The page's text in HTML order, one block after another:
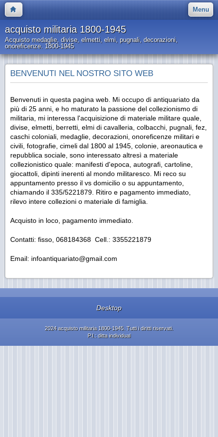
Menu
acquisto militaria 1800-1945
Acquisto medaglie, divise, elmetti, elmi, pugnali, decorazioni,
onoreficenze. 1800-1945
BENVENUTI NEL NOSTRO SITO WEB
Benvenuti in questa pagina web. Mi occupo di antiquariato da
più di 25 anni, e ho maturato la passione del collezionismo di
militaria, mi interessa l'acquisizione di materiale militare quale,
divise, elmetti, berretti, elmi di cavalleria, colbacchi, pugnali, fez,
caschi coloniali, medaglie, decorazioni, onoreficenze militari e
civili, fotografie, cimeli dal 1800 al 1945, colonie, areonautica e
repubblica sociale, sono interessato altresì a materiale
collezionistico quale: manifesti d'epoca, autografi, cartoline,
giocattoli, dipinti inerenti al mondo militaresco. Mi reco su
appuntamento presso il vs domicilio o su appuntamento,
chiamando il 335/5221879. Ritiro e pagamento immediato,
rilevo intere collezioni o materiale di famiglia.
Acquisto in loco, pagamento immediato.
Contatti: fisso, 068184368 Cell.: 3355221879
Email: infoantiquariato@gmail.com
Desktop
2024 acquisto militaria 1800-1945. Tutti i diritti riservati.
P.I.: ditta individual